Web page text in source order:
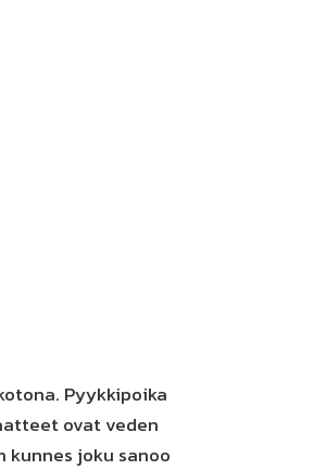
Pyykkipoika
ovat veden
joku sanoo